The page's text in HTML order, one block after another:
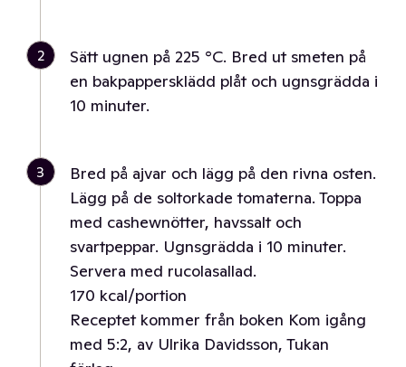
2
Sätt ugnen på 225 °C. Bred ut smeten på
en bakpappersklädd plåt och ugnsgrädda i
10 minuter.
3
Bred på ajvar och lägg på den rivna osten.
Lägg på de soltorkade tomaterna. Toppa
med cashewnötter, havssalt och
svartpeppar. Ugnsgrädda i 10 minuter.
Servera med rucolasallad.
170 kcal/portion
Receptet kommer från boken Kom igång
med 5:2, av Ulrika Davidsson, Tukan